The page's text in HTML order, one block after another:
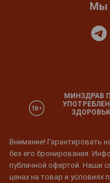
Мы
МИНЗДРАВ
Внимание! Гарантировать
без его бронирования.
публичной офертой. Наши
ценах на товар и